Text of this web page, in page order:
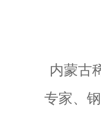
内蒙古
专家、